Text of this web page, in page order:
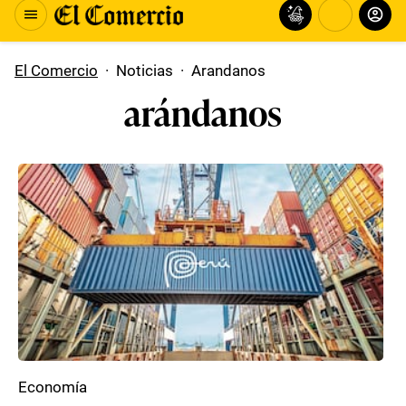
El Comercio · Noticias · Arandanos
arándanos
Economía